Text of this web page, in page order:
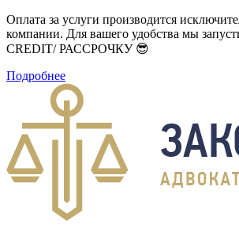
Оплата за услуги производится
компании. Для вашего удобства мы
CREDIT/ РАССРОЧКУ 😎
Подробнее